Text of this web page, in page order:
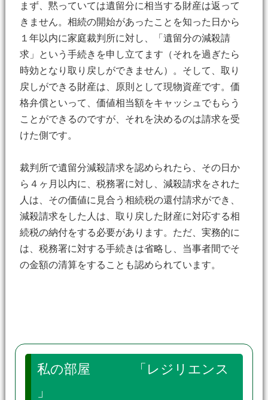
まず、黙っていては遺留分に相当する財産は返って
きません。相続の開始があったことを知った日から
１年以内に家庭裁判所に対し、「遺留分の減殺請
求」という手続きを申し立てます（それを過ぎたら
時効となり取り戻しができません）。そして、取り
戻しができる財産は、原則として現物資産です。価
格弁償といって、価値相当額をキャッシュでもらう
ことができるのですが、それを決めるのは請求を受
けた側です。
裁判所で遺留分減殺請求を認められたら、その日か
ら４ヶ月以内に、税務署に対し、減殺請求をされた
人は、その価値に見合う相続税の還付請求ができ、
減殺請求をした人は、取り戻した財産に対応する相
続税の納付をする必要があります。ただ、実務的に
は、税務署に対する手続きは省略し、当事者間でそ
の金額の清算をすることも認められています。
私の部屋 「レジリエンス
」